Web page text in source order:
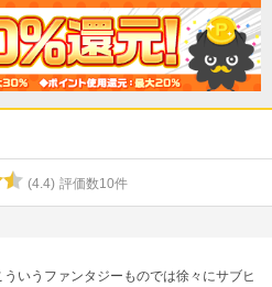
(4.4) 評価数10件
いうファンタジーものでは徐々にサブヒ